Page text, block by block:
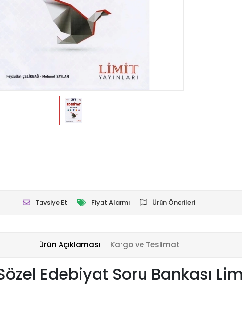
Tavsiye Et Fiyat Alarmı Ürün Önerileri
Ürün Açıklaması Kargo ve Teslimat
Edebiyat Soru Bankası